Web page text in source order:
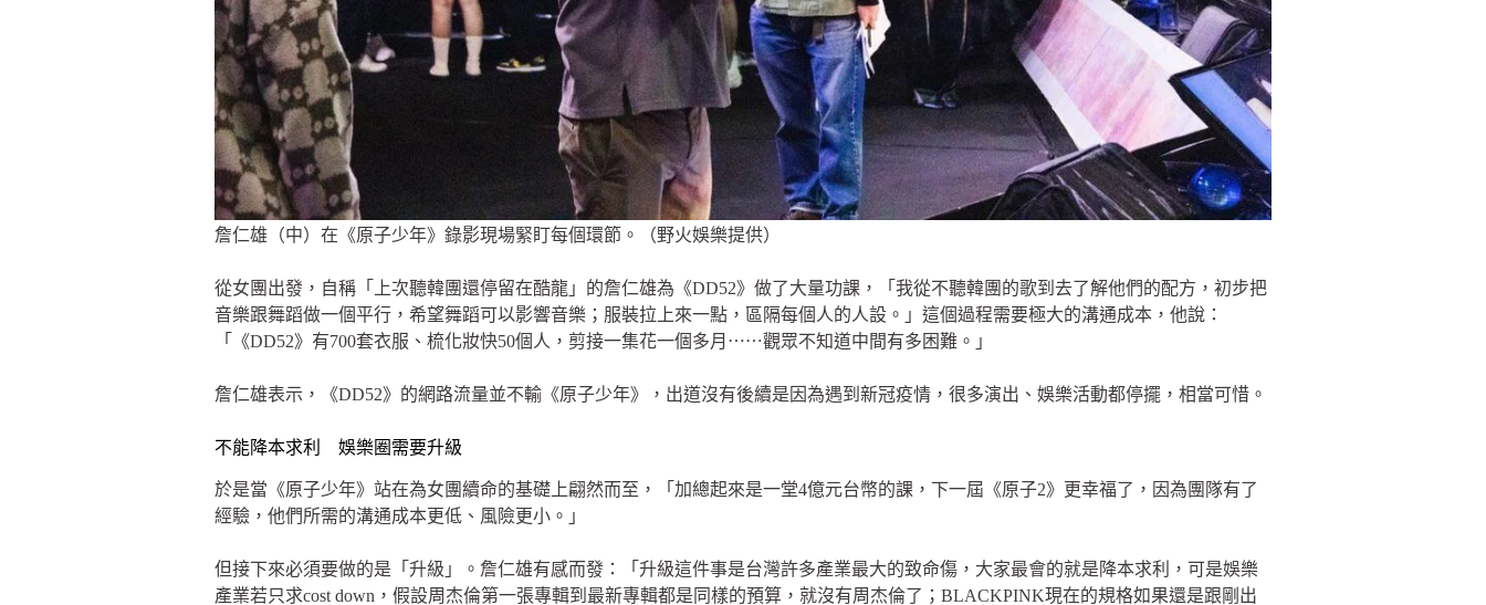
詹仁雄（中）在《原子少年》錄影現場緊盯每個環節。（野火娛樂提供）
從女團出發，自稱「上次聽韓團還停留在酷龍」的詹仁雄為《DD52》做了大量功課，「我從不聽韓團的歌到去了解他們的配方，初步把
音樂跟舞蹈做一個平行，希望舞蹈可以影響音樂；服裝拉上來一點，區隔每個人的人設。」這個過程需要極大的溝通成本，他說：
「《DD52》有700套衣服、梳化妝快50個人，剪接一集花一個多月⋯⋯觀眾不知道中間有多困難。」
詹仁雄表示，《DD52》的網路流量並不輸《原子少年》，出道沒有後續是因為遇到新冠疫情，很多演出、娛樂活動都停擺，相當可惜。
不能降本求利 娛樂圈需要升級
於是當《原子少年》站在為女團續命的基礎上翩然而至，「加總起來是一堂4億元台幣的課，下一屆《原子2》更幸福了，因為團隊有了
經驗，他們所需的溝通成本更低、風險更小。」
但接下來必須要做的是「升級」。詹仁雄有感而發：「升級這件事是台灣許多產業最大的致命傷，大家最會的就是降本求利，可是娛樂
產業若只求cost down，假設周杰倫第一張專輯到最新專輯都是同樣的預算，就沒有周杰倫了；BLACKPINK現在的規格如果還是跟剛出